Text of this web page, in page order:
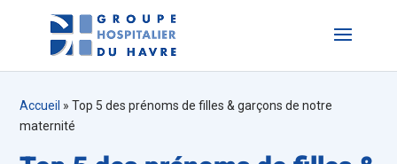
Accueil »Top 5 des prénoms de filles & garçons de notre
maternité